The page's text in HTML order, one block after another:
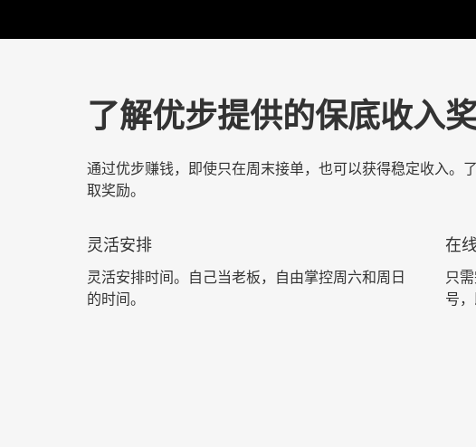
了解优步提供的保底收入
通过优步赚钱，即使只在周末接单，也可以获得稳定收入。
取奖励。
灵活安排
灵活安排时间。自己当老板，自由掌控周六和周日
的时间。
在
只
号